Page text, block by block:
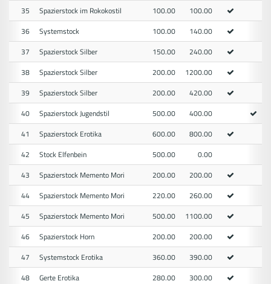
35
Spazierstock im Rokokostil 100.00
100.00
36
Systemstock 100.00
140.00
37
Spazierstock Silber 150.00
240.00
38
Spazierstock Silber 200.00
1200.00
39
Spazierstock Silber 200.00
420.00
40
Spazierstock Jugendstil 500.00
400.00
41
Spazierstock Erotika 600.00
800.00
42
Stock Elfenbein 500.00
0.00
43
Spazierstock Memento Mori 200.00
200.00
44
Spazierstock Memento Mori 220.00
260.00
45
Spazierstock Memento Mori 500.00
1100.00
46
Spazierstock Horn 200.00
200.00
47
Systemstock Erotika 360.00
390.00
48
Gerte Erotika 280.00
300.00